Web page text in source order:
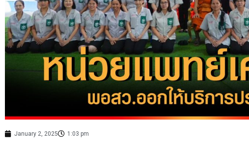
January 2, 2025 1:03 pm